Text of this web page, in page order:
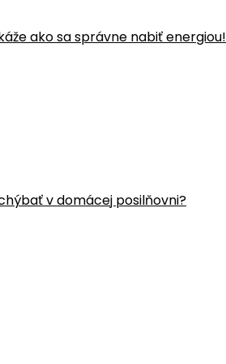
ako sa správne nabiť energiou!
v domácej posilňovni?